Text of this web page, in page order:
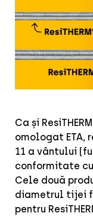
Ca și
omologat ETA,
11 a vântului
conformitate cu
Cele două
diametrul tijei
pentru